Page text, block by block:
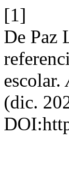
[1]
De Paz
escolar.
(dic.